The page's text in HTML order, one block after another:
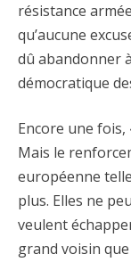
résistance
qu’aucune
dû abandonner
démocratique
Encore une fois,
Mais le
européenne
plus. Elles ne
veulent
grand voisin